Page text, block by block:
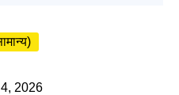
2026